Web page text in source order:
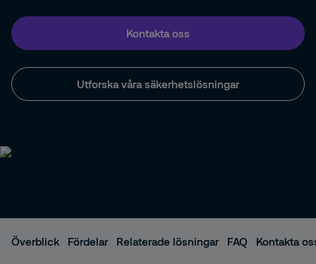
Kontakta oss
Utforska våra säkerhetslösningar
Överblick Fördelar Relaterade lösningar FAQ Kontakta